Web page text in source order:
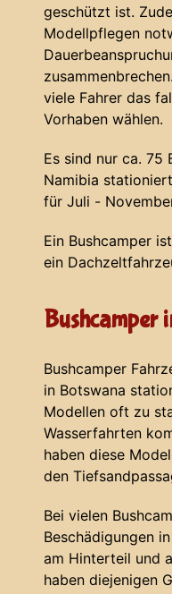
geschützt ist.
Modellpflegen
viele Fahrer das
Vorhaben wählen.
Es sind nur ca. 75
Namibia
für Juli -
Ein Bushcamper
ein
Bushcamper
Bushcamper
in Botswana
Modellen oft zu
Wasserfahrten
haben diese
den
Bei vielen
Beschädigungen
am Hinterteil und
haben diejenigen